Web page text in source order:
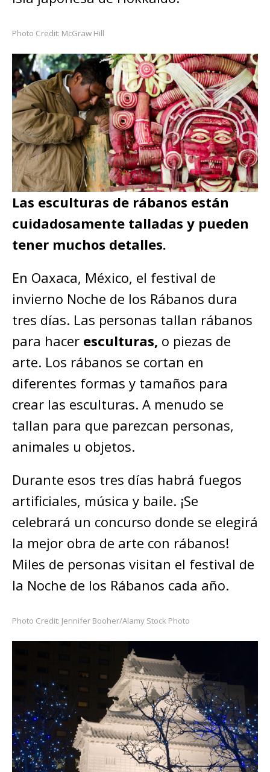
Photo Credit: McGraw Hill
Las esculturas de rábanos están
cuidadosamente talladas y pueden
tener muchos detalles.
En Oaxaca, México, el festival de
invierno Noche de los Rábanos dura
tres días. Las personas tallan rábanos
para hacer esculturas, o piezas de
arte. Los rábanos se cortan en
diferentes formas y tamaños para
crear las esculturas. A menudo se
tallan para que parezcan personas,
animales u objetos.
Durante esos tres días habrá fuegos
artificiales, música y baile. ¡Se
celebrará un concurso donde se elegirá
la mejor obra de arte con rábanos!
Miles de personas visitan el festival de
la Noche de los Rábanos cada año.
Photo Credit: Jennifer Booher/Alamy Stock Photo